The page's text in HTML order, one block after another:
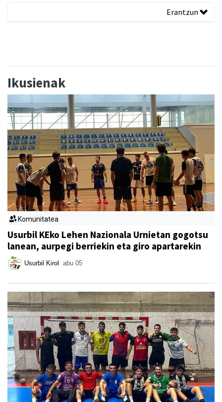
Erantzun
Ikusienak
Komunitatea
Usurbil KEko Lehen Nazionala Urnietan gogotsu
lanean, aurpegi berriekin eta giro apartarekin
Usurbil Kirol abu 05